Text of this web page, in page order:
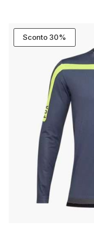
Sconto 30%